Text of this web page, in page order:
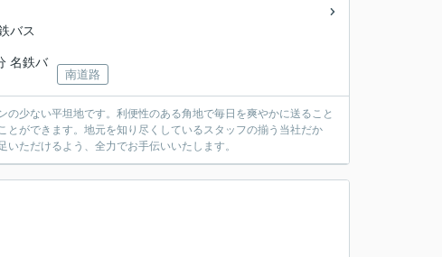
バス
名鉄バ
南道路
少ない平坦地です。利便性のある角地で毎日を爽やかに送ること
ができます。地元を知り尽くしているスタッフの揃う当社だか
ただけるよう、全力でお手伝いいたします。